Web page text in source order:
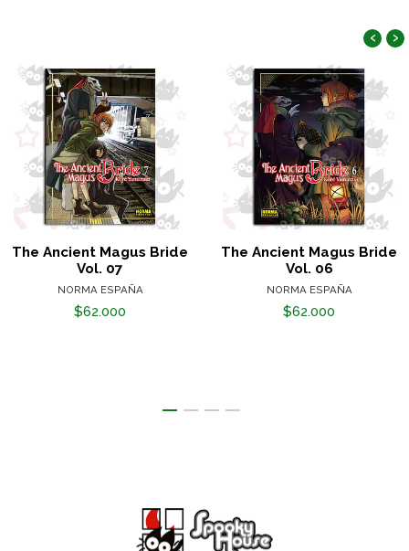
The Ancient Magus Bride
Vol. 07
NORMA ESPAÑA
$62.000
The Ancient Magus Bride
Vol. 06
NORMA ESPAÑA
$62.000
‹ ›